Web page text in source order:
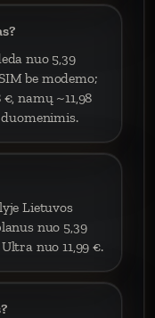
nuo 5,39
be modemo;
namų ~11,98
Lietuvos
nuo 5,39
nuo 11,99 €.